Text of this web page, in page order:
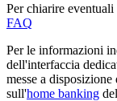
Per chiarire
FAQ
Per le informazioni
dell'interfaccia
messe a
sull'home banking